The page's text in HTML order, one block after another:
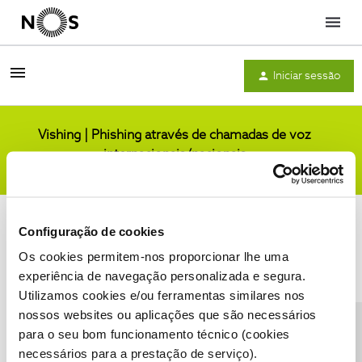
Configuração de cookies
Os cookies permitem-nos proporcionar lhe uma
experiência de navegação personalizada e segura.
Utilizamos cookies e/ou ferramentas similares nos
nossos websites ou aplicações que são necessários
para o seu bom funcionamento técnico (cookies
necessários para a prestação de serviço).
Menu
Iniciar sessão
Vishing | Phishing através de chamadas de voz
internacionais/nacionais
Condições do Fórum NOS Accessibility statement